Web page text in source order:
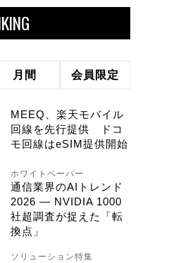
月間 会員限定
MEEQ、楽天モバイル
回線を先行提供 ドコ
モ回線はeSIM提供開始
ホワイトペーパー
通信業界のAIトレンド
2026 ― NVIDIA 1000
社超調査が捉えた「転
換点」
ソリューション特集